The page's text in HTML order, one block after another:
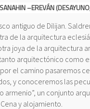
–EREVÁN
antiguo de Dilijan.
de la arquitectura
joya de la
tanto arquitectónico como
el camino pasaremos
y conoceremos las
armenio”, un conjunto
y alojamiento.